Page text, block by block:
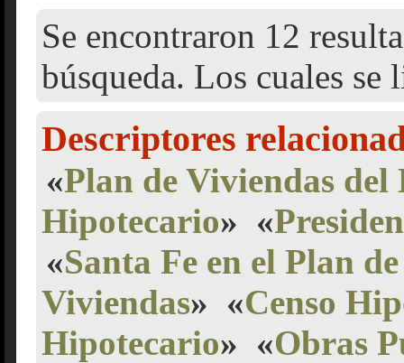
Se encontraron 12
búsqueda. Los cuales se
Descriptores
«Plan de Viviendas
Hipotecario» «
«Santa Fe en el Plan
Viviendas» «Censo
Hipotecario» «Obras